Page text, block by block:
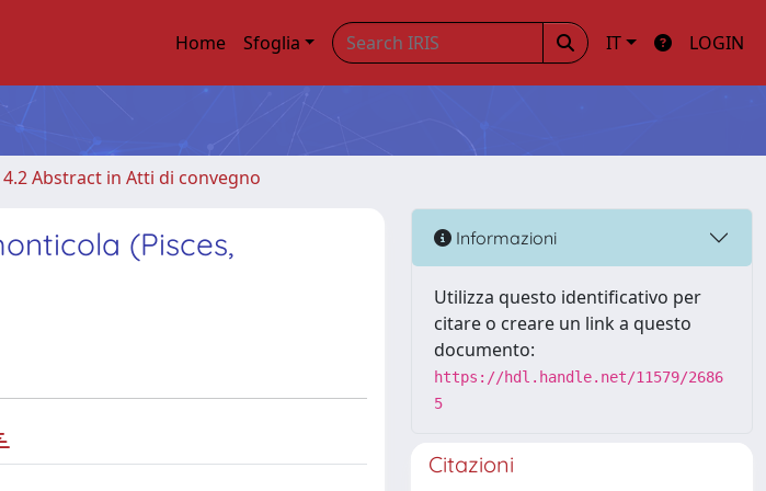
Home Sfoglia IT LOGIN
4.2 Abstract in Atti di convegno
(Pisces,
Informazioni
Utilizza questo identificativo per
citare o creare un link a questo
documento:
https://hdl.handle.net/11579/2686
5
Citazioni